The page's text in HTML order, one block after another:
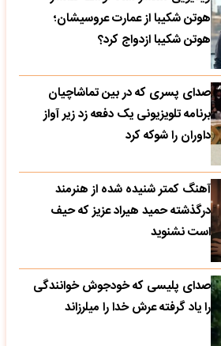
هوتن شکیبا از عمارت عروسیشان؛
هوتن شکیبا ازدواج کرد؟
صدای پسری که در بین تماشاچیان
برنامه تلویزیونی یک دفعه زد زیر آواز
داوران را شوکه کرد
آهنگ کمتر شنیده شده از هنرمند
درگذشته حمید هیراد عزیز که حیف
است نشنوید
صدای پلیسی که خودجوش خوانندگی
را یاد گرفته عرش خدا را میلرزاند